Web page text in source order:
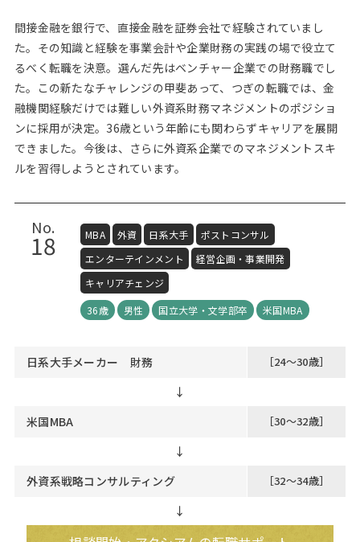
間接金融を銀行で、直接金融を証券会社で経験されていまし
た。その知識と経験を事業会計や企業財務の実践の場で役立て
るべく転職を決意。選んだ先はベンチャー企業での財務職でし
た。この新たなチャレンジの甲斐あって、つぎの転職では、金
融機関経験だけでは難しい外資系財務マネジメントのポジショ
ンに採用が決定。36歳という年齢にも関わらずキャリアを展開
できました。今後は、さらに外資系企業でのマネジメントスキ
ルを習得しようとされています。
No.
18 MBA 外資 日系大手
ポストコンサル
エンターテインメント
経営企画・事業開発
キャリアチェンジ
36歳
男性 国立大学・文学部卒 米国MBA
日系大手メーカー 財務 ［24～30歳］
↓
米国MBA
［30～32歳］
↓
外資系戦略コンサルティング
［32～34歳］
↓